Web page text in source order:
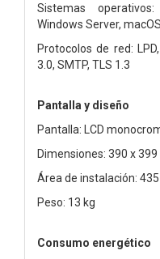
Sistemas
Windows Server,
Protocolos de red:
3.0, SMTP, TLS 1.3
Pantalla y diseño
Pantalla: LCD
Dimensiones: 390 x
Área de instalación:
Peso: 13 kg
Consumo energético